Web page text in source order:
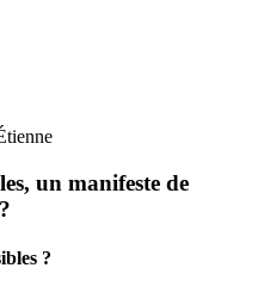
un manifeste de
?